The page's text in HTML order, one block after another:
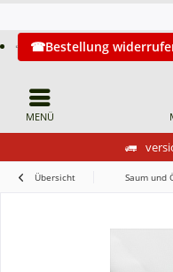
MENÜ
Bestellung
Übersicht Saum und